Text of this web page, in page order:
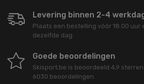
Levering binnen 2-4
Plaats een bestelling vóór 18.00 uur
dezelfde dag.
Goede beoordelingen
Skisport.be is beoordeeld 4,9
6030 beoordelingen.